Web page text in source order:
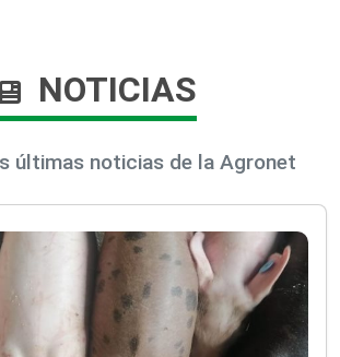
NOTICIAS
últimas noticias de la Agronet